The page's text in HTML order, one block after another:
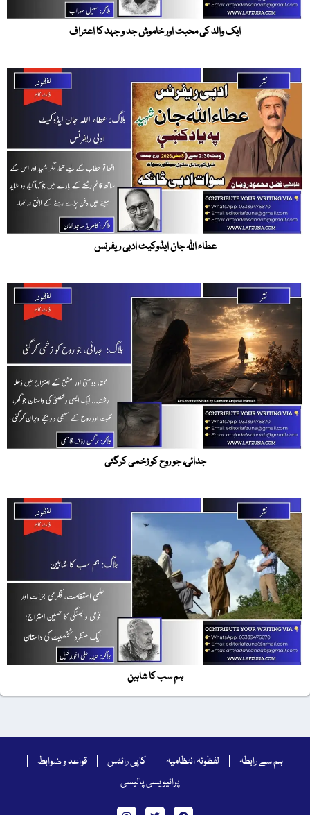
ایک والد کی محبت اور خاموش جد و جہد کا اعتراف
عطاء اللہ جان ایڈوکیٹ ادبی ریفرنس
جدائی، جو روح کو زخمی کرگئی
ہم سب کا شاہین
ہم سے رابطہ لفظونہ انتظامیہ کاپی رائٹس
قواعد و ضوابط
پرائیویسی پالیسی